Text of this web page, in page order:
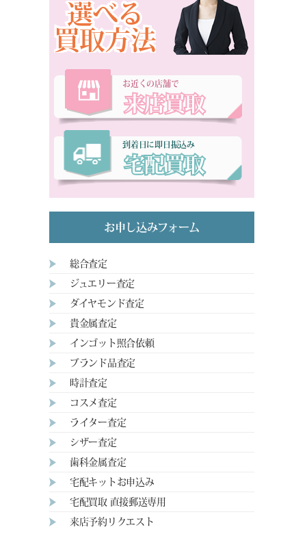
選べる
買取方法
お近くの店舗で
来店買取
到着日に即日振込み
宅配買取
お申し込みフォーム
総合査定
ジュエリー査定
ダイヤモンド査定
貴金属査定
インゴット照合依頼
ブランド品査定
時計査定
コスメ査定
ライター査定
シザー査定
歯科金属査定
宅配キットお申込み
宅配買取 直接郵送専用
来店予約リクエスト